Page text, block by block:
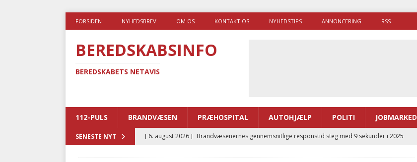
FORSIDEN NYHEDSBREV OM OS KONTAKT OS NYHEDSTIPS ANNONCERING RSS
BEREDSKABSINFO
BEREDSKABETS NETAVIS
112-PULS BRANDVÆSEN PRÆHOSPITAL AUTOHJÆLP POLITI JOBMARKED
SENESTE NYT [ 6. august 2026 ] Brandvæsenernes gennemsnitlige responstid steg med 9 sekunder i 2025